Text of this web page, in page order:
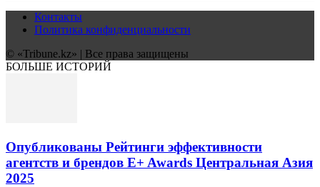
Контакты
Политика конфиденциальности
© «Tribune.kz» | Все права защищены
БОЛЬШЕ ИСТОРИЙ
Опубликованы Рейтинги эффективности
агентств и брендов E+ Awards Центральная Азия
2025